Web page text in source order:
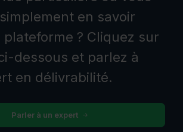
en savoir
? Cliquez sur
dessous et parlez à
en délivrabilité.
Parler à un expert